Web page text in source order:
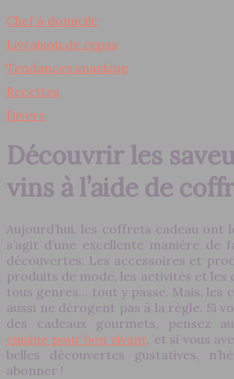
Chef à domicile
Livraison de repas
Tendances snacking
Recettes
Divers
Découvrir les
vins à l’aide de
Aujourd’hui, les coffrets cadeau ont
s’agit d’une excellente manière de
découvertes. Les accessoires et
produits de mode, les activités et les
tous genres… tout y passe. Mais, les
aussi ne dérogent pas à la règle. Si
des cadeaux gourmets, pensez
cuisine pour bon vivant, et si vous
belles découvertes gustatives,
abonner !